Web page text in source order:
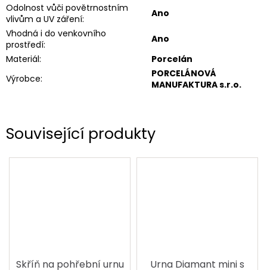
Související produkty
Skříň na pohřební urnu
Urna Diamant mini s
Odolnost vůči povětrnostním
vlivům a UV záření:
Ano
Vhodná i do venkovního
prostředí:
Ano
Materiál:
Porcelán
Výrobce:
PORCELÁNOVÁ
MANUFAKTURA s.r.o.